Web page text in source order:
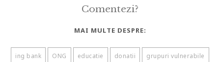
Comentezi?
MAI MULTE DESPRE:
ing bank ONG educatie donatii grupuri vulnerabile